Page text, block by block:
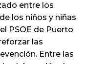
entre los
los niños y niñas
PSOE de Puerto
las
Entre las